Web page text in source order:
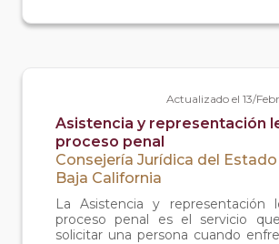
la represente legalmente. Se
procedimiento ante lasActualizado el 13/
Asistencia y representación
proceso penal
Consejería Jurídica del
Baja California
La Asistencia y representación
proceso penal es el servicio
solicitar una persona cuando